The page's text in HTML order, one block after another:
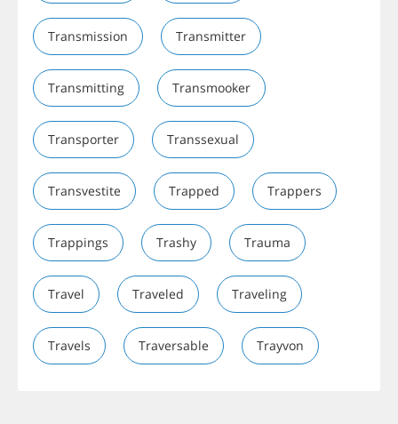
Transmission Transmitter
Transmitting Transmooker
Transporter Transsexual
Transvestite Trapped Trappers
Trappings Trashy Trauma
Travel Traveled Traveling
Travels Traversable Trayvon